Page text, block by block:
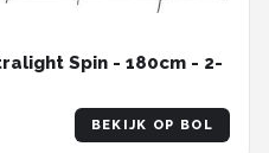
Spin - 180cm - 2-
BEKIJK OP BOL